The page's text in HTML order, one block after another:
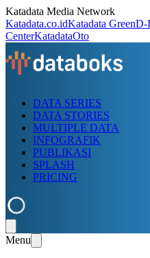
Katadata Media Network
Katadata.co.idKatadata GreenD-
CenterKatadataOto
DATA SERIES
DATA STORIES
MULTIPLE DATA
INFOGRAFIK
PUBLIKASI
SPLASH
PRICING
Menu